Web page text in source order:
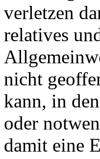
verletzen
relatives
nicht
kann, in
oder
damit eine